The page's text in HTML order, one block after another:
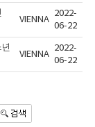
VIENNA
2022-
06-22
VIENNA
2022-
06-22